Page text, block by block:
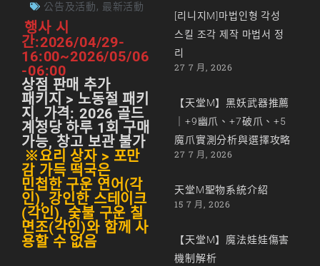
公告及活動, 最新活動
행사 시
간:2026/04/29-
16:00~2026/05/06
-06:00
상점 판매 추가
패키지 > 노동절 패키
지, 가격: 2026 골드
계정당 하루 1회 구매
가능, 창고 보관 불가
※요리 상자 > 포만
감 가득 떡국은
민첩한 구운 연어(각
인), 강인한 스테이크
(각인), 숯불 구운 칠
면조(각인)와 함께 사
용할 수 없음
[리니지M]마법인형 각성
스킬 조각 제작 마법서 정
리
27 7 月, 2026
【天堂M】黑妖武器推薦
｜+9幽爪、+7破爪、+5
魔爪實測分析與選擇攻略
27 7 月, 2026
天堂M聖物系統介紹
15 7 月, 2026
【天堂M】魔法娃娃傷害
機制解析